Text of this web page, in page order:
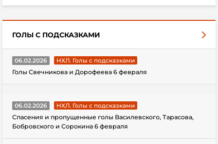
ГОЛЫ С ПОДСКАЗКАМИ
06.02.2026
НХЛ. Голы с подсказками
Голы Свечникова и Дорофеева 6 февраля
06.02.2026
НХЛ. Голы с подсказками
Спасения и пропущенные голы Василевского, Тарасова,
Бобровского и Сорокина 6 февраля